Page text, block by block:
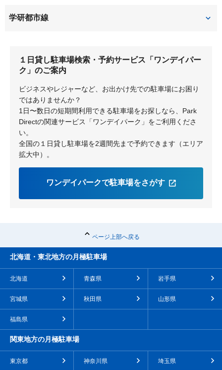
交北
津田駅前
津田南町
津田山手 出屋敷元町
堂山
藤阪南町
学研都市線
長尾
１日貸し駐車場検索・予約サービス「ワンデイパー
ク」のご案内
ビジネスやレジャーなど、お出かけ先での駐車場にお困り
ではありませんか？
1日〜数日の短期間利用できる駐車場をお探しなら、Park
Directの関連サービス「ワンデイパーク」をご利用くださ
い。
全国の１日貸し駐車場を2週間先まで予約できます（エリア
拡大中）。
ワンデイパークで駐車場をさがす
ページ上部へ戻る
北海道・東北地方の月極駐車場
北海道 青森県 岩手県
宮城県 秋田県 山形県
福島県
関東地方の月極駐車場
東京都 神奈川県 埼玉県